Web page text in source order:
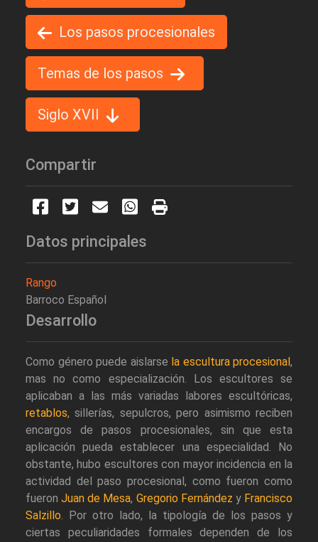
Los pasos procesionales
Temas de los pasos
Siglo XVII
Compartir
Datos principales
Rango
Barroco Español
Desarrollo
Como género puede aislarse la escultura procesional ,
mas no como especialización. Los escultores se
aplicaban a las más variadas labores escultóricas,
retablos, sillerías, sepulcros, pero asimismo reciben
encargos de pasos procesionales, sin que esta
aplicación pueda establecer una especialidad. No
obstante, hubo escultores con mayor incidencia en la
actividad del paso procesional, como fueron como
fueronJuan de Mesa, Gregorio Fernández y Francisco
Salzillo. Por otro lado, la tipología de los pasos y
ciertas peculiaridades formales dependen de los